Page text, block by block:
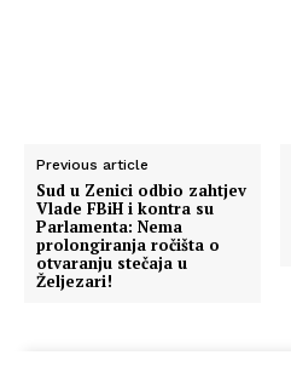
Previous article
Sud u Zenici odbio zahtjev
Vlade FBiH i kontra su
Parlamenta: Nema
prolongiranja ročišta o
otvaranju stečaja u
Željezari!